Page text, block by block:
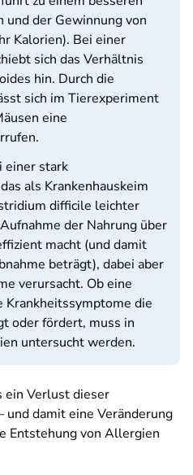
der Gewinnung von
Kalorien). Bei einer
sich das Verhältnis
hin. Durch die
sich im Tierexperiment
eine
einer stark
als Krankenhauskeim
difficile leichter
der Nahrung über
macht (und damit
beträgt), dabei aber
verursacht. Ob eine
Krankheitssymptome die
oder fördert, muss in
untersucht werden.
ein Verlust dieser
und damit eine Veränderung
Entstehung von Allergien